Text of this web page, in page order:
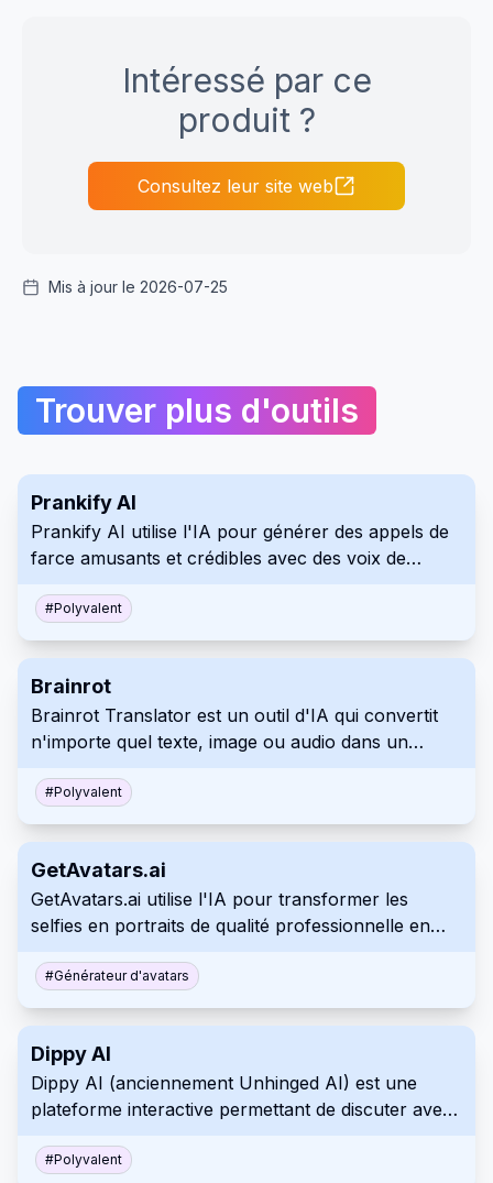
Intéressé par ce
produit ?
Consultez leur site web
Mis à jour le 2026-07-25
Trouver plus d'outils
Prankify AI
Prankify AI utilise l'IA pour générer des appels de
farce amusants et crédibles avec des voix de
#Polyvalent
Brainrot
Brainrot Translator est un outil d'IA qui convertit
n'importe quel texte, image ou audio dans un
#Polyvalent
GetAvatars.ai
GetAvatars.ai utilise l'IA pour transformer les
selfies en portraits de qualité professionnelle en
#Générateur d'avatars
Dippy AI
Dippy AI (anciennement Unhinged AI) est une
plateforme interactive permettant de discuter avec
intrigues, sans filtre de contenu.
#Polyvalent